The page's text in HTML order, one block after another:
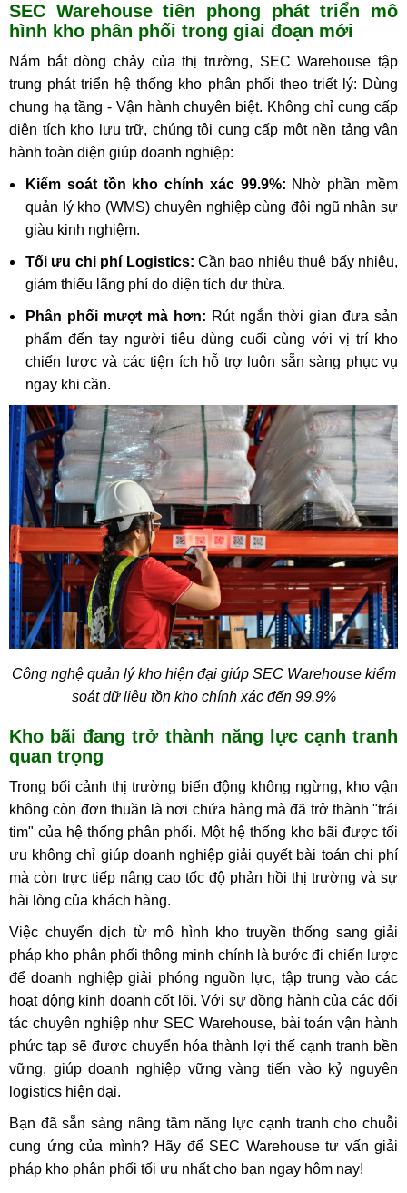
SEC Warehouse tiên phong phát triển mô
hình kho phân phối trong giai đoạn mới
Nắm bắt dòng chảy của thị trường, SEC Warehouse tập
trung phát triển hệ thống kho phân phối theo triết lý: Dùng
chung hạ tầng - Vận hành chuyên biệt. Không chỉ cung cấp
diện tích kho lưu trữ, chúng tôi cung cấp một nền tảng vận
hành toàn diện giúp doanh nghiệp:
Kiểm soát tồn kho chính xác 99.9%: Nhờ phần mềm
quản lý kho (WMS) chuyên nghiệp cùng đội ngũ nhân sự
giàu kinh nghiệm.
Tối ưu chi phí Logistics: Cần bao nhiêu thuê bấy nhiêu,
giảm thiểu lãng phí do diện tích dư thừa.
Phân phối mượt mà hơn: Rút ngắn thời gian đưa sản
phẩm đến tay người tiêu dùng cuối cùng với vị trí kho
chiến lược và các tiện ích hỗ trợ luôn sẵn sàng phục vụ
ngay khi cần.
Công nghệ quản lý kho hiện đại giúp SEC Warehouse kiểm
soát dữ liệu tồn kho chính xác đến 99.9%
Kho bãi đang trở thành năng lực cạnh tranh
quan trọng
Trong bối cảnh thị trường biến động không ngừng, kho vận
không còn đơn thuần là nơi chứa hàng mà đã trở thành "trái
tim" của hệ thống phân phối. Một hệ thống kho bãi được tối
ưu không chỉ giúp doanh nghiệp giải quyết bài toán chi phí
mà còn trực tiếp nâng cao tốc độ phản hồi thị trường và sự
hài lòng của khách hàng.
Việc chuyển dịch từ mô hình kho truyền thống sang giải
pháp kho phân phối thông minh chính là bước đi chiến lược
để doanh nghiệp giải phóng nguồn lực, tập trung vào các
hoạt động kinh doanh cốt lõi. Với sự đồng hành của các đối
tác chuyên nghiệp như SEC Warehouse, bài toán vận hành
phức tạp sẽ được chuyển hóa thành lợi thế cạnh tranh bền
vững, giúp doanh nghiệp vững vàng tiến vào kỷ nguyên
logistics hiện đại.
Bạn đã sẵn sàng nâng tầm năng lực cạnh tranh cho chuỗi
cung ứng của mình? Hãy để SEC Warehouse tư vấn giải
pháp kho phân phối tối ưu nhất cho bạn ngay hôm nay!